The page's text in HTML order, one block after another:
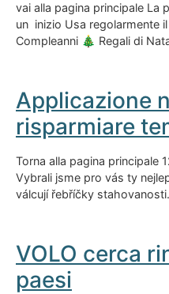
vai alla pagina principale La
un inizio Usa regolarmente
Compleanni 🎄 Regali di
Applicazione
risparmiare
Torna alla pagina principale
Vybrali jsme pro vás ty
válcují řebříčky
VOLO cerca
paesi